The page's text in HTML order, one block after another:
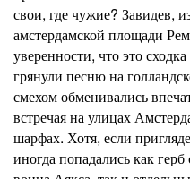
свои, где чужие? Завидев,
амстердамской площади
уверенности, что это
грянули песню на
смехом обменивались
встречая на улицах
шарфах. Хотя, если
иногда попадались как